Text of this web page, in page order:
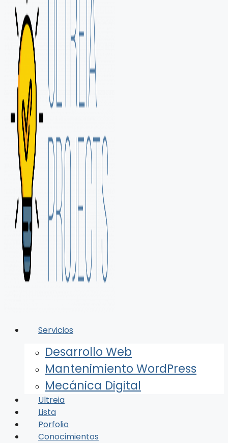
Servicios
Desarrollo Web
Mantenimiento WordPress
Mecánica Digital
Ultreia
Lista
Porfolio
Conocimientos